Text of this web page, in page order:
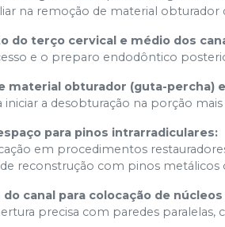
na remoção de material
do terço cervical e médio dos
e o preparo endodôntico
material obturador (guta-
iniciar a desobturação na porção
para pinos intrarradiculares:
em procedimentos
de reconstrução com pinos metálicos
canal para colocação de
precisa com paredes